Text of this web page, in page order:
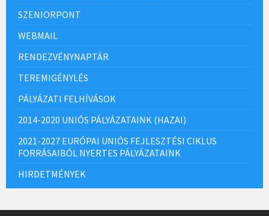
SZENIORPONT
WEBMAIL
RENDEZVÉNYNAPTÁR
TEREMIGÉNYLÉS
PÁLYÁZATI FELHÍVÁSOK
2014-2020 UNIÓS PÁLYÁZATAINK (HAZAI)
2021-2027 EURÓPAI UNIÓS FEJLESZTÉSI CIKLUS
FORRÁSAIBÓL NYERTES PÁLYÁZATAINK
HIRDETMÉNYEK